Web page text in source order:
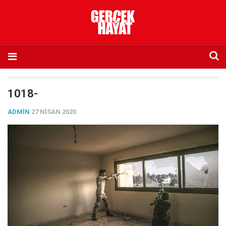
Hakkımızda
Künye
Abone olmak istiyorum
Eksik sayıların temini
Sosyal Medya
Twitter
1018-
ADMIN 27 NISAN 2020